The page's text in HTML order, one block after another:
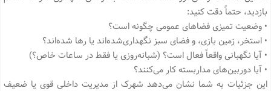
بازدید، حتماً دقت کنید:
• وضعیت تمیزی فضاهای عمومی چگونه است؟
• استخر، زمین بازی، و فضای سبز نگهداری‌شده‌اند یا رها شده‌اند؟
• آیا نگهبانی واقعاً فعال است؟ (شبانه‌روزی یا فقط در ساعات خاص؟)
• آیا دوربین‌های مداربسته کار می‌کنند؟
این جزئیات به شما نشان می‌دهد شهرک از مدیریت داخلی قوی یا ضعیف